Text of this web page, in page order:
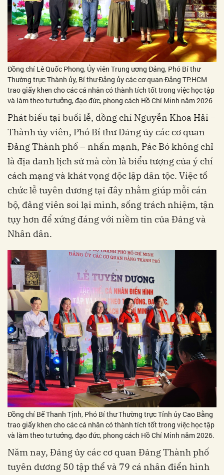
Đồng chí Lê Quốc Phong, Ủy viên Trung ương Đảng, Phó Bí thư
Thường trực Thành ủy, Bí thư Đảng ủy các cơ quan Đảng TP.HCM
trao giấy khen cho các cá nhân có thành tích tốt trong việc học tập
và làm theo tư tưởng, đạo đức, phong cách Hồ Chí Minh năm 2026
Phát biểu tại buổi lễ, đồng chí Nguyễn Khoa Hải –
Thành ủy viên, Phó Bí thư Đảng ủy các cơ quan
Đảng Thành phố – nhấn mạnh, Pác Bó không chỉ
là địa danh lịch sử mà còn là biểu tượng của ý chí
cách mạng và khát vọng độc lập dân tộc. Việc tổ
chức lễ tuyên dương tại đây nhằm giúp mỗi cán
bộ, đảng viên soi lại mình, sống trách nhiệm, tận
tụy hơn để xứng đáng với niềm tin của Đảng và
Nhân dân.
Đồng chí Bế Thanh Tịnh, Phó Bí thư Thường trực Tỉnh ủy Cao Bằng
trao giấy khen cho các cá nhân có thành tích tốt trong việc học tập
và làm theo tư tưởng, đạo đức, phong cách Hồ Chí Minh năm 2026.
Năm nay, Đảng ủy các cơ quan Đảng Thành phố
tuyên dương 50 tập thể và 79 cá nhân điển hình